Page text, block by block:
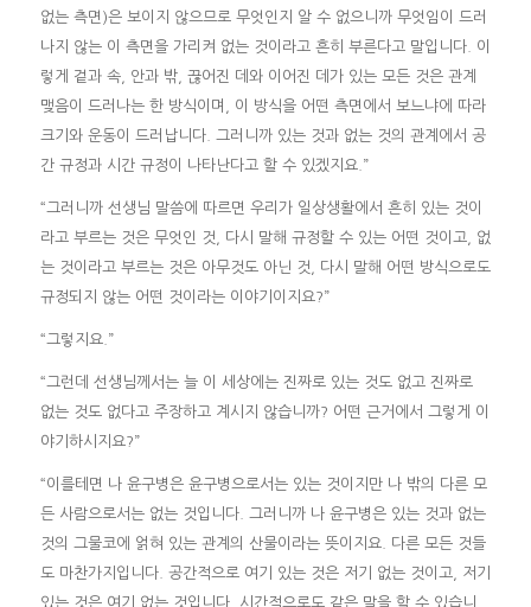
없는 측면)은 보이지 않으므로 무엇인지 알 수 없으니까 무엇임이 드러
나지 않는 이 측면을 가리켜 없는 것이라고 흔히 부른다고 말입니다. 이
렇게 겉과 속, 안과 밖, 끊어진 데와 이어진 데가 있는 모든 것은 관계
맺음이 드러나는 한 방식이며, 이 방식을 어떤 측면에서 보느냐에 따라
크기와 운동이 드러납니다. 그러니까 있는 것과 없는 것의 관계에서 공
간 규정과 시간 규정이 나타난다고 할 수 있겠지요.”
“그러니까 선생님 말씀에 따르면 우리가 일상생활에서 흔히 있는 것이
라고 부르는 것은 무엇인 것, 다시 말해 규정할 수 있는 어떤 것이고, 없
는 것이라고 부르는 것은 아무것도 아닌 것, 다시 말해 어떤 방식으로도
규정되지 않는 어떤 것이라는 이야기이지요?”
“그렇지요.”
“그런데 선생님께서는 늘 이 세상에는 진짜로 있는 것도 없고 진짜로
없는 것도 없다고 주장하고 계시지 않습니까? 어떤 근거에서 그렇게 이
야기하시지요?”
“이를테면 나 윤구병은 윤구병으로서는 있는 것이지만 나 밖의 다른 모
든 사람으로서는 없는 것입니다. 그러니까 나 윤구병은 있는 것과 없는
것의 그물코에 얽혀 있는 관계의 산물이라는 뜻이지요. 다른 모든 것들
도 마찬가지입니다. 공간적으로 여기 있는 것은 저기 없는 것이고, 저기
있는 것은 여기 없는 것입니다. 시간적으로도 같은 말을 할 수 있습니